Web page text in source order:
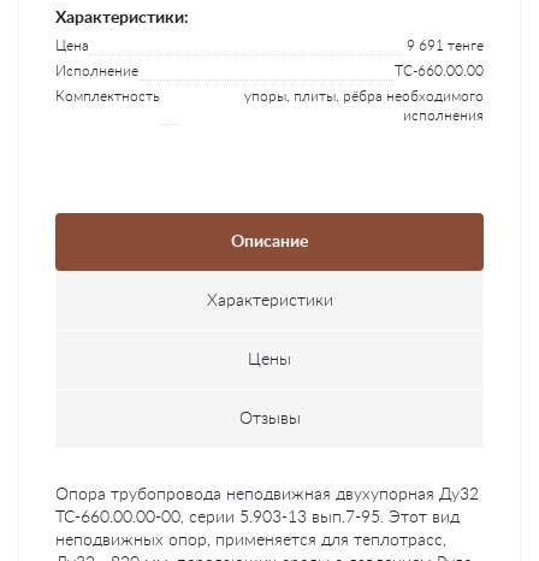
Характеристики:
Цена
9 691 тенге
Исполнение
ТС-660.00.00
Комплектность
упоры, плиты, рёбра необходимого
исполнения
Описание
Характеристики
Цены
Отзывы
Опора трубопровода неподвижная двухупорная Ду32
ТС-660.00.00-00, серии 5.903-13 вып.7-95. Этот вид
неподвижных опор, применяется для теплотрасс,